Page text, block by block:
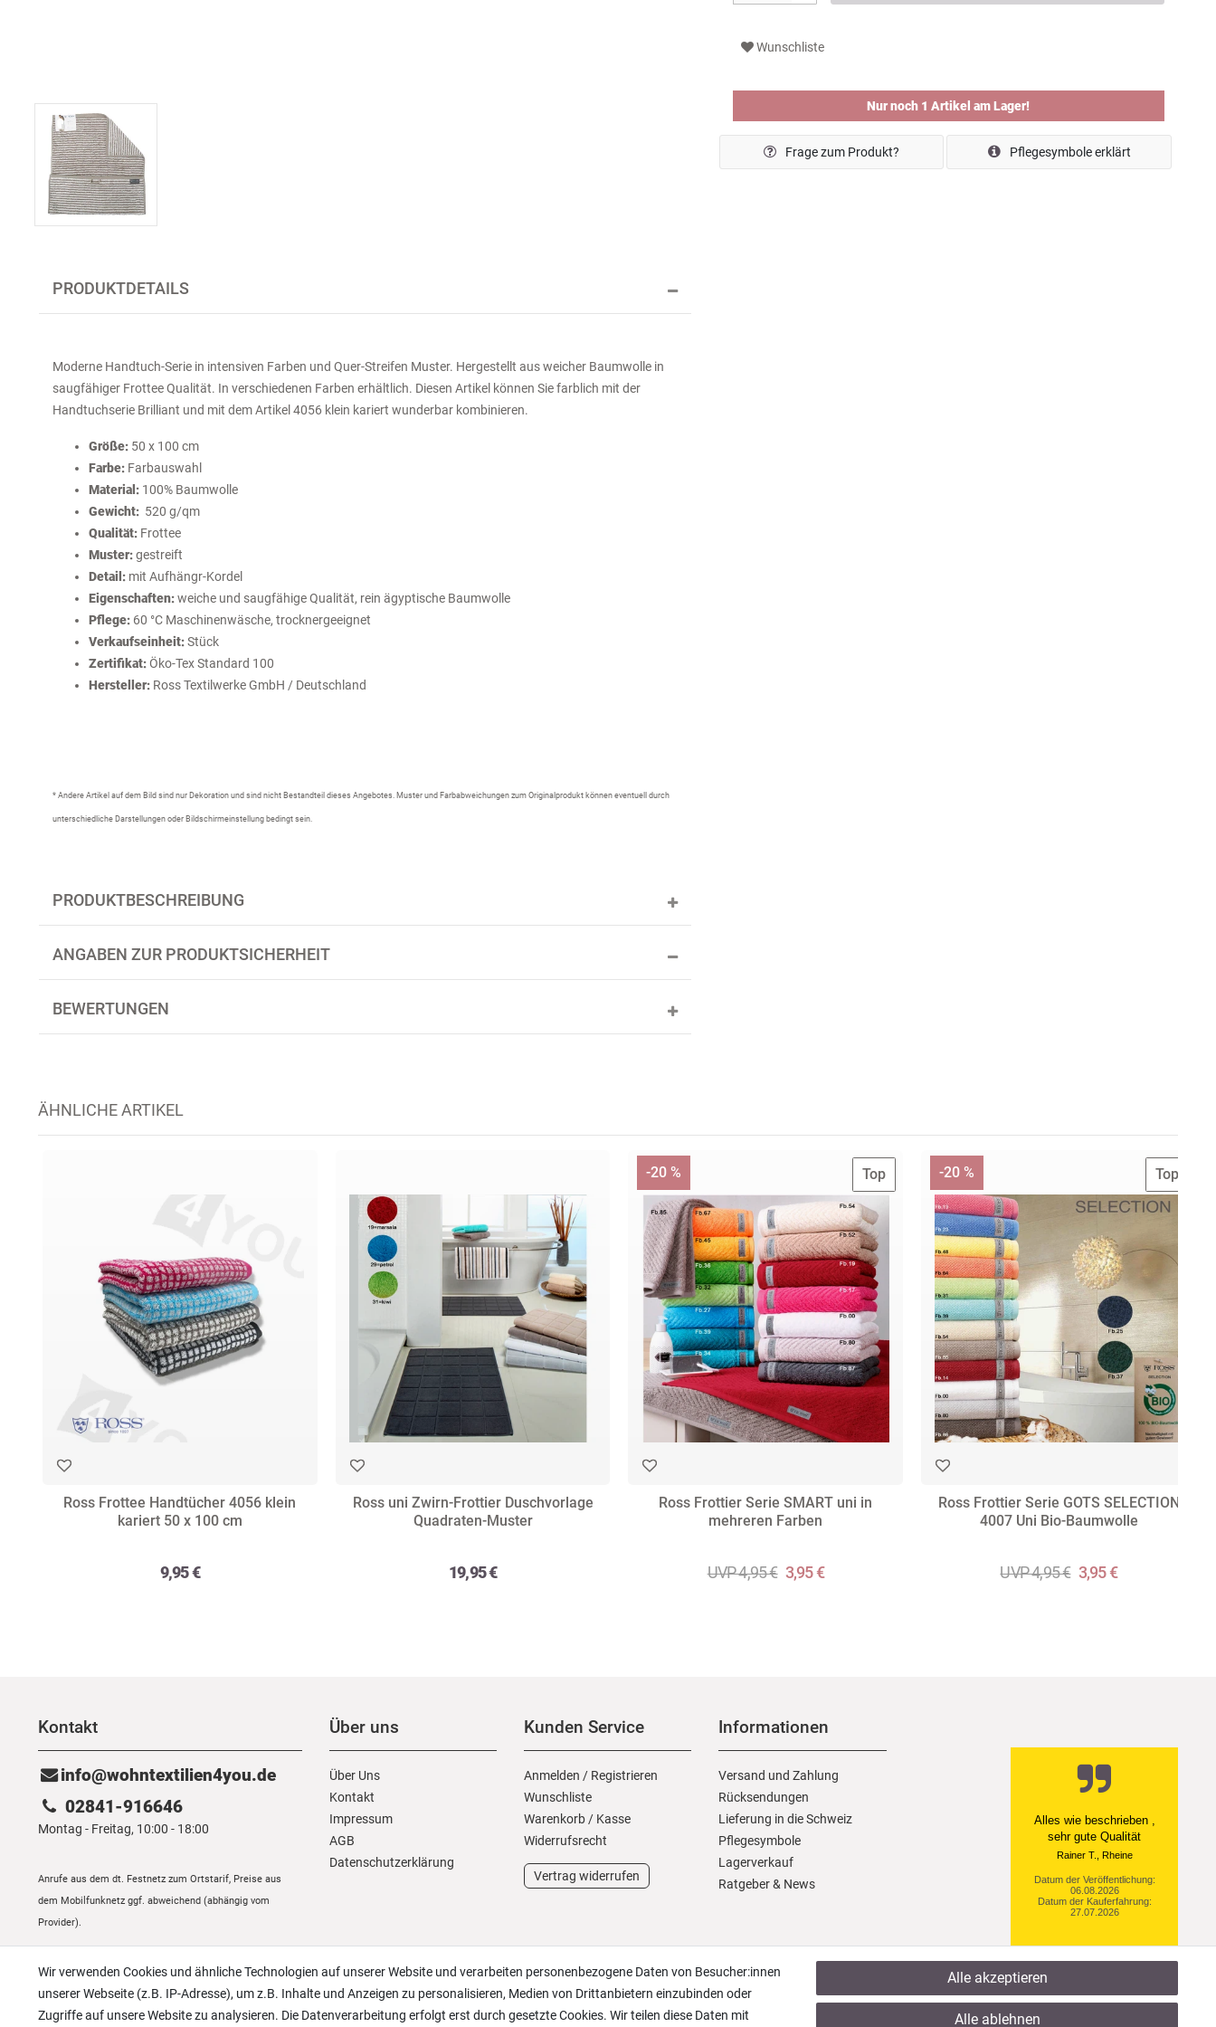
Wunschliste
Nur noch 1 Artikel am Lager!
Frage zum Produkt? Pflegesymbole erklärt
PRODUKTDETAILS
Moderne Handtuch-Serie in intensiven Farben und Quer-Streifen Muster. Hergestellt aus weicher Baumwolle in
saugfähiger Frottee Qualität. In verschiedenen Farben erhältlich. Diesen Artikel können Sie farblich mit der
Handtuchserie Brilliant und mit dem Artikel 4056 klein kariert wunderbar kombinieren.
Größe:50 x 100 cm
Farbe: Farbauswahl
Material:100% Baumwolle
Gewicht: 520 g/qm
Qualität: Frottee
Muster:gestreift
Detail: mit Aufhängr-Kordel
Eigenschaften:weiche und saugfähige Qualität, rein ägyptische Baumwolle
Pflege:60 °C Maschinenwäsche, trocknergeeignet
Verkaufseinheit:Stück
Zertifikat:Öko-Tex Standard 100
Hersteller:Ross Textilwerke GmbH / Deutschland
* Andere Artikel auf dem Bild sind nur Dekoration und sind nicht Bestandteil dieses Angebotes. Muster und Farbabweichungen zum Originalprodukt können eventuell durch
unterschiedliche Darstellungen oder Bildschirmeinstellung bedingt sein.
PRODUKTBESCHREIBUNG
ANGABEN ZUR PRODUKTSICHERHEIT
BEWERTUNGEN
ÄHNLICHE ARTIKEL
Ross Frottee Handtücher 4056 klein
kariert 50 x 100 cm
9,95 €
Ross uni Zwirn-Frottier Duschvorlage
Quadraten-Muster
19,95 €
Top
Ross Frottier Serie SMART uni in
mehreren Farben
UVP 4,95 € 3,95 €
-20 % Top
Ross Frottier Serie GOTS SELECTION
4007 Uni Bio-Baumwolle
UVP 4,95 € 3,95 €
-20 %
Kontakt
info@wohntextilien4you.de
02841-916646
Montag - Freitag, 10:00 - 18:00
Anrufe aus dem dt. Festnetz zum Ortstarif, Preise aus
dem Mobilfunknetz ggf. abweichend (abhängig vom
Provider).
Über uns
Über Uns
Kontakt
Impressum
AGB
Daten­schutz­erklärung
Kunden Service
Anmelden / Registrieren
Wunschliste
Warenkorb / Kasse
Widerrufs­recht
Vertrag widerrufen
Informationen
Versand und Zahlung
Rücksendungen
Lieferung in die Schweiz
Pflegesymbole
Lagerverkauf
Ratgeber & News
Ein einfach toller Service
- prompte Lieferung und
sogar mit Pflegehinweis!
Datum der Veröffentlichung:
05.08.2026
Datum der Kauferfahrung:
29.07.2026
922 Bewertungen
Wir verwenden Cookies und ähnliche Technologien auf unserer Website und verarbeiten personenbezogene Daten von Besucher:innen
unserer Webseite (z.B. IP-Adresse), um z.B. Inhalte und Anzeigen zu personalisieren, Medien von Drittanbietern einzubinden oder
Zugriffe auf unsere Website zu analysieren. Die Datenverarbeitung erfolgt erst durch gesetzte Cookies. Wir teilen diese Daten mit
Alle akzeptieren
Alle ablehnen